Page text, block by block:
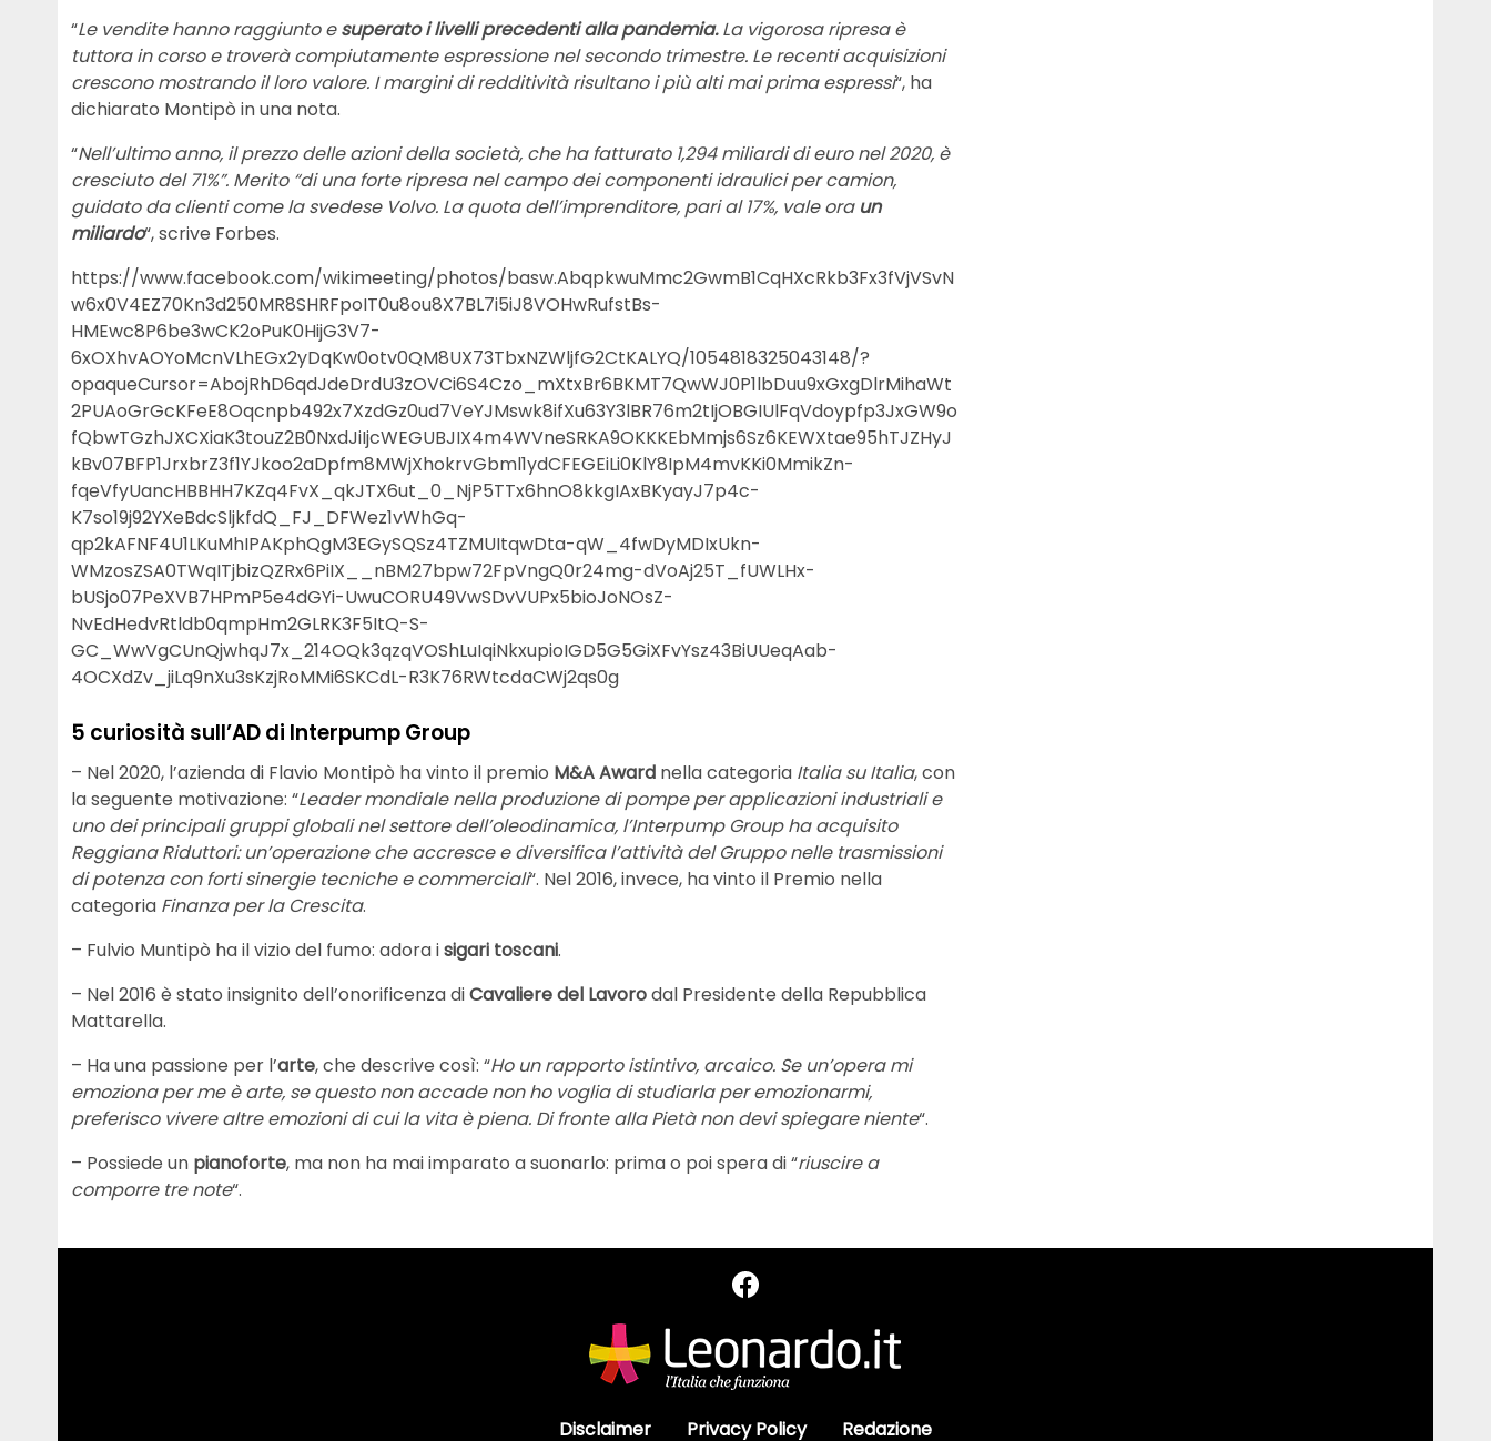
“Le vendite hanno raggiunto esuperato i livelli precedenti alla pandemia.La vigorosa ripresa è
tuttora in corso e troverà compiutamente espressione nel secondo trimestre. Le recenti acquisizioni
crescono mostrando il loro valore. I margini di redditività risultano i più alti mai prima espressi“, ha
dichiarato Montipò in una nota.
“Nell’ultimo anno, il prezzo delle azioni della società, che ha fatturato 1,294 miliardi di euro nel 2020, è
cresciuto del 71%”. Merito “di una forte ripresa nel campo dei componenti idraulici per camion,
guidato da clienti come la svedese Volvo. La quota dell’imprenditore, pari al 17%, vale ora un
miliardo“, scrive Forbes.
https://www.facebook.com/wikimeeting/photos/basw.AbqpkwuMmc2GwmB1CqHXcRkb3Fx3fVjVSvN
w6x0V4EZ70Kn3d250MR8SHRFpoIT0u8ou8X7BL7i5iJ8VOHwRufstBs-
HMEwc8P6be3wCK2oPuK0HijG3V7-
6xOXhvAOYoMcnVLhEGx2yDqKw0otv0QM8UX73TbxNZWljfG2CtKALYQ/1054818325043148/?
opaqueCursor=AbojRhD6qdJdeDrdU3zOVCi6S4Czo_mXtxBr6BKMT7QwWJ0P1lbDuu9xGxgDlrMihaWt
2PUAoGrGcKFeE8Oqcnpb492x7XzdGz0ud7VeYJMswk8ifXu63Y3lBR76m2tIjOBGIUlFqVdoypfp3JxGW9o
fQbwTGzhJXCXiaK3touZ2B0NxdJiIjcWEGUBJIX4m4WVneSRKA9OKKKEbMmjs6Sz6KEWXtae95hTJZHyJ
kBv07BFP1JrxbrZ3f1YJkoo2aDpfm8MWjXhokrvGbml1ydCFEGEiLi0KlY8IpM4mvKKi0MmikZn-
fqeVfyUancHBBHH7KZq4FvX_qkJTX6ut_0_NjP5TTx6hnO8kkgIAxBKyayJ7p4c-
K7so19j92YXeBdcSljkfdQ_FJ_DFWez1vWhGq-
qp2kAFNF4U1LKuMhIPAKphQgM3EGySQSz4TZMUItqwDta-qW_4fwDyMDIxUkn-
WMzosZSA0TWqITjbizQZRx6PiIX__nBM27bpw72FpVngQ0r24mg-dVoAj25T_fUWLHx-
bUSjo07PeXVB7HPmP5e4dGYi-UwuCORU49VwSDvVUPx5bioJoNOsZ-
NvEdHedvRtldb0qmpHm2GLRK3F5ItQ-S-
GC_WwVgCUnQjwhqJ7x_214OQk3qzqVOShLuIqiNkxupioIGD5G5GiXFvYsz43BiUUeqAab-
4OCXdZv_jiLq9nXu3sKzjRoMMi6SKCdL-R3K76RWtcdaCWj2qs0g
5 curiosità sull’AD di Interpump Group
– Nel 2020, l’azienda di Flavio Montipò ha vinto il premio M&A Award nella categoria Italia su Italia, con
la seguente motivazione: “Leader mondiale nella produzione di pompe per applicazioni industriali e
uno dei principali gruppi globali nel settore dell’oleodinamica, l’Interpump Group ha acquisito
Reggiana Riduttori: un’operazione che accresce e diversifica l’attività del Gruppo nelle trasmissioni
di potenza con forti sinergie tecniche e commerciali“. Nel 2016, invece, ha vinto il Premio nella
categoria Finanza per la Crescita.
– Fulvio Muntipò ha il vizio del fumo: adora isigari toscani.
– Nel 2016 è stato insignito dell’onorificenza diCavaliere del Lavorodal Presidente della Repubblica
Mattarella.
– Ha una passione per l’arte, che descrive così: “Ho un rapporto istintivo, arcaico. Se un’opera mi
emoziona per me è arte, se questo non accade non ho voglia di studiarla per emozionarmi,
preferisco vivere altre emozioni di cui la vita è piena. Di fronte alla Pietà non devi spiegare niente“.
– Possiede un pianoforte, ma non ha mai imparato a suonarlo: prima o poi spera di “riuscire a
comporre tre note“.
Disclaimer Privacy Policy Redazione